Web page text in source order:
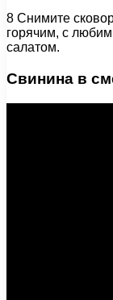
8 Снимите
горячим, с
салатом.
Свинина в